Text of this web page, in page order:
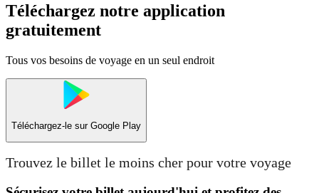
Téléchargez notre application
gratuitement
Tous vos besoins de voyage en un seul endroit
Téléchargez-le sur Google Play
Trouvez le billet le moins cher pour votre voyage